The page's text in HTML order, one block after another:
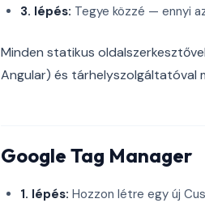
3. lépés: Tegye közzé — ennyi
Minden statikus
Angular) és tárhelyszolgáltatóval
Google Tag Manager
1. lépés: Hozzon létre egy új